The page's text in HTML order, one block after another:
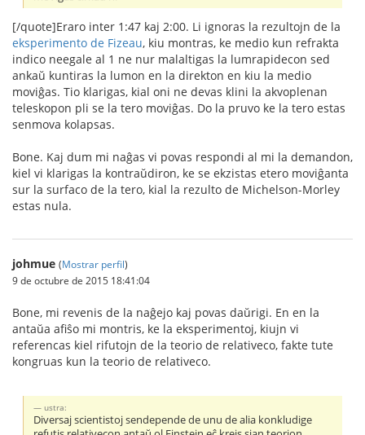
[/quote]Eraro inter 1:47 kaj 2:00. Li ignoras la rezultojn de la
eksperimento de Fizeau, kiu montras, ke medio kun refrakta
indico neegale al 1 ne nur malaltigas la lumrapidecon sed
ankaŭ kuntiras la lumon en la direkton en kiu la medio
moviĝas. Tio klarigas, kial oni ne devas klini la akvoplenan
teleskopon pli se la tero moviĝas. Do la pruvo ke la tero estas
senmova kolapsas.
Bone. Kaj dum mi naĝas vi povas respondi al mi la demandon,
kiel vi klarigas la kontraŭdiron, ke se ekzistas etero moviĝanta
sur la surfaco de la tero, kial la rezulto de Michelson-Morley
estas nula.
johmue (Mostrar perfil)
9 de octubre de 2015 18:41:04
Bone, mi revenis de la naĝejo kaj povas daŭrigi. En en la
antaŭa afiŝo mi montris, ke la eksperimentoj, kiujn vi
referencas kiel rifutojn de la teorio de relativeco, fakte tute
kongruas kun la teorio de relativeco.
ustra:
Diversaj scientistoj sendepende de unu de alia konkludige